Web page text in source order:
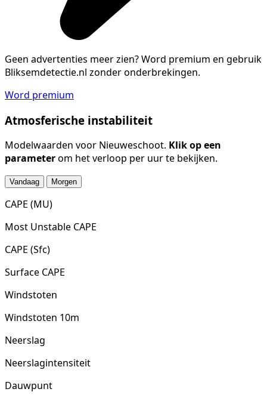
Geen advertenties meer zien?Word premium en gebruik
Bliksemdetectie.nl zonder onderbrekingen.
Word premium
Atmosferische instabiliteit
Modelwaarden voor Nieuweschoot. Klik op een
parameterom het verloop per uur te bekijken.
Vandaag Morgen
CAPE (MU)
Most Unstable CAPE
CAPE (Sfc)
Surface CAPE
Windstoten
Windstoten 10m
Neerslag
Neerslagintensiteit
Dauwpunt